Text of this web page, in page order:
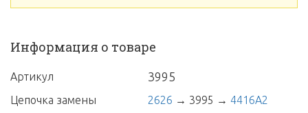
Информация о товаре
Артикул 3995
Цепочка замены 2626 → 3995 → 4416A2